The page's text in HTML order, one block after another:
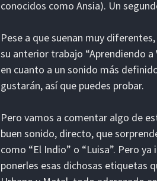
conocidos como Ansia). Un
Pese a que suenan muy
su anterior trabajo “Aprendiendo
en cuanto a un sonido más
gustarán, así que puedes probar.
Pero vamos a comentar algo de
buen sonido, directo, que
como “El Indio” o “Luisa”. Pero
ponerles esas dichosas etiquetas